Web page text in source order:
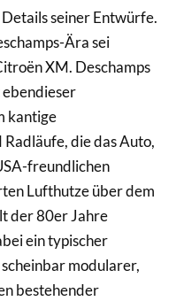
seiner Entwürfe.
Ära sei
XM. Deschamps
kantige
die das Auto,
freundlichen
Lufthutze über dem
der 80er Jahre
ein typischer
modularer,
bestehender